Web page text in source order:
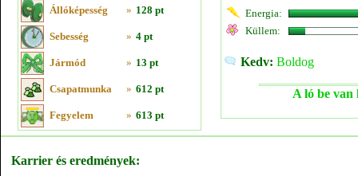
Állóképesség » 128 pt
Sebesség » 4 pt
Jármód » 13 pt
Csapatmunka » 612 pt
Fegyelem » 613 pt
Energia:
Küllem:
Kedv: Boldog
A ló be van
Karrier és eredmények: